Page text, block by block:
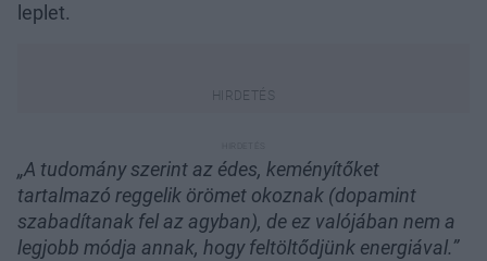
leplet.
„A tudomány szerint az édes, keményítőket
tartalmazó reggelik örömet okoznak (dopamint
szabadítanak fel az agyban), de ez valójában nem a
legjobb módja annak, hogy feltöltődjünk energiával.”